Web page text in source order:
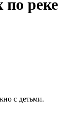
по реке
с детьми.